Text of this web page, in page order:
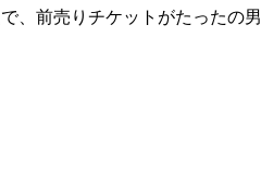
、前売りチケットがたったの